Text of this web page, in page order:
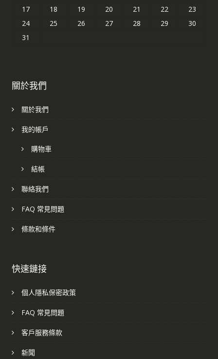
17
18 19 20 21 22
23
24
25 26 27 28 29
30
31
關於我們
關於我們
我的帳戶
購物車
結帳
聯絡我們
FAQ 常見問題
條款和條件
快速鏈接
個人隱私保密政策
FAQ 常見問題
客戶服務條款
新聞